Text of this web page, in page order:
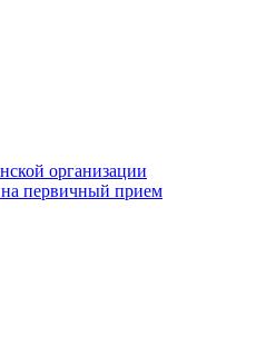
организации
первичный прием